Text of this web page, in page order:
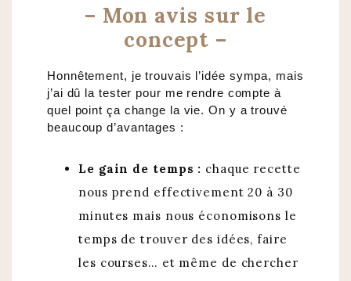
– Mon avis sur le
concept –
Honnêtement, je trouvais l’idée sympa, mais
j’ai dû la tester pour me rendre compte à
quel point ça change la vie. On y a trouvé
beaucoup d’avantages :
Le gain de temps : chaque recette
nous prend effectivement 20 à 30
minutes mais nous économisons le
temps de trouver des idées, faire
les courses… et même de chercher